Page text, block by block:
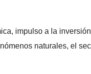
impulso a la
naturales, el